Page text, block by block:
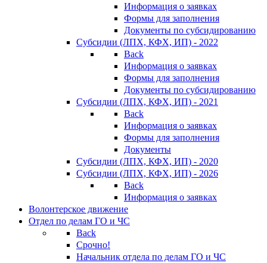
Информация о заявках
Формы для заполнения
Документы по субсидированию
Субсидии (ЛПХ, КФХ, ИП) - 2022
Back
Информация о заявках
Формы для заполнения
Документы по субсидированию
Субсидии (ЛПХ, КФХ, ИП) - 2021
Back
Информация о заявках
Формы для заполнения
Документы
Субсидии (ЛПХ, КФХ, ИП) - 2020
Субсидии (ЛПХ, КФХ, ИП) - 2026
Back
Информация о заявках
Волонтерское движение
Отдел по делам ГО и ЧС
Back
Срочно!
Начальник отдела по делам ГО и ЧС